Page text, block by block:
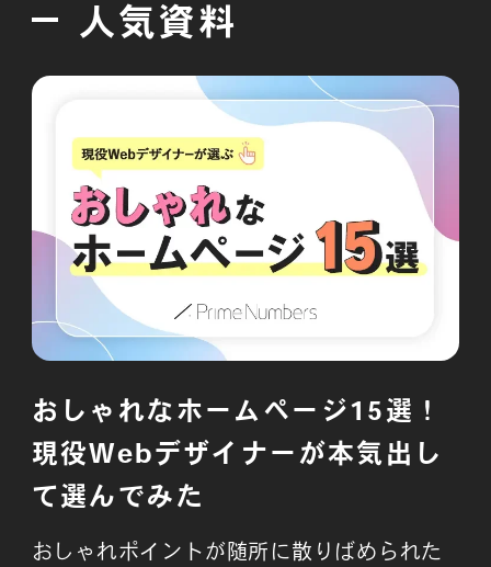
無料診断実施中
Webマーケティング用語集
よくある質問
人気資料
おしゃれなホームページ15選！
現役Webデザイナーが本気出し
て選んでみた
おしゃれポイントが随所に散りばめられた